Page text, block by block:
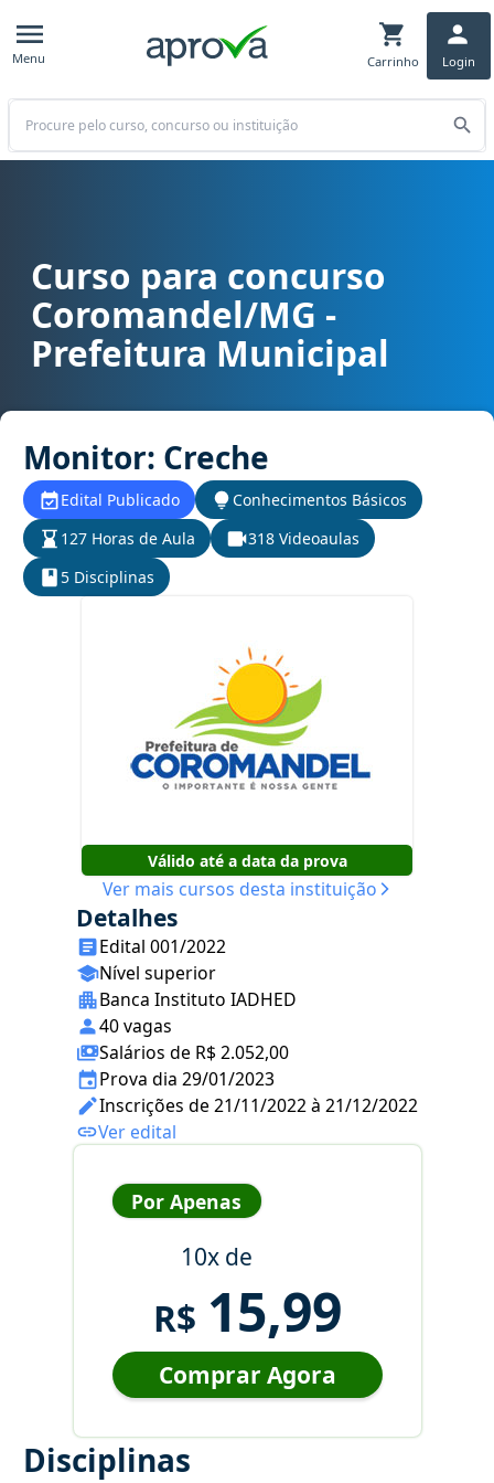
Menu Carrinho Login
Buscar
Curso para concurso Coromandel/MG - Prefeitura Municipal
Curso para concurso
Coromandel/MG -
Prefeitura Municipal
Monitor: Creche
Edital Publicado
Conhecimentos Básicos
127 Horas de Aula
318 Videoaulas
5 Disciplinas
Válido até a data da prova
Ver mais cursos desta instituição
Detalhes
Edital 001/2022
Nível superior
Banca Instituto IADHED
40 vagas
Salários de R$ 2.052,00
Prova dia 29/01/2023
Inscrições de 21/11/2022 à 21/12/2022
Ver edital
Por Apenas
10x de
R$ 15,99
Comprar Agora
Disciplinas